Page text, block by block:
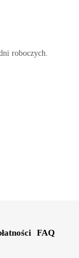
roboczych.
FAQ